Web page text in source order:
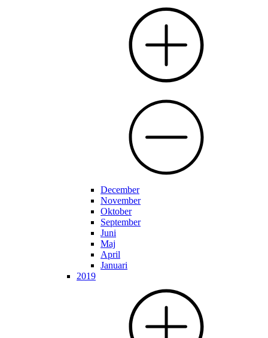
December
November
Oktober
September
Juni
Maj
April
Januari
2019